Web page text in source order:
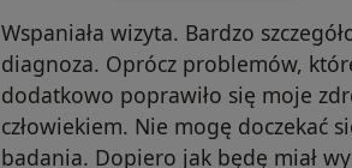
Wspaniała wizyta. Bardzo
diagnoza. Oprócz problemów,
dodatkowo poprawiło się moje
człowiekiem. Nie mogę doczekać
badania. Dopiero jak będę miał